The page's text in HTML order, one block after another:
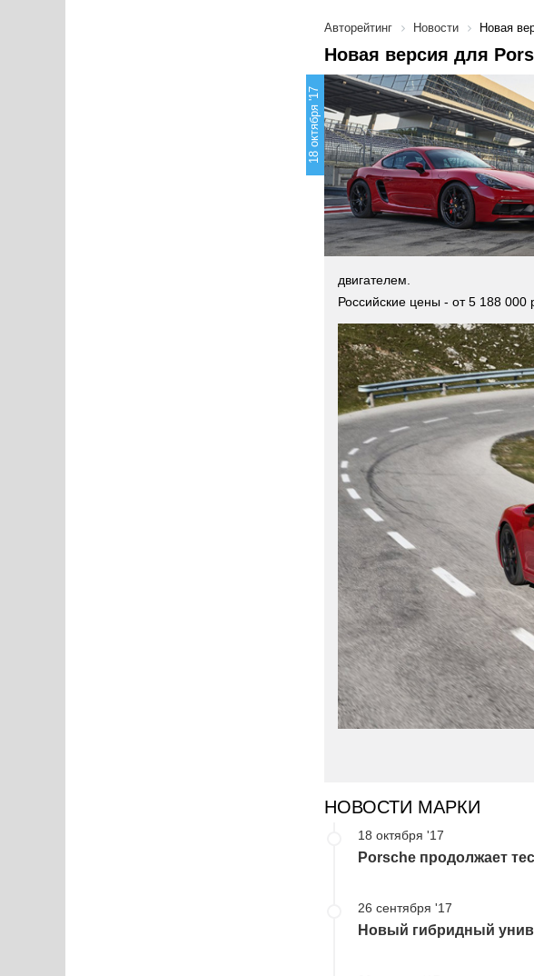
Авторейтинг Новости Новая
Новая версия для
18 октября '17
двигателем.
Российские цены - от 5 188 000
НОВОСТИ МАРКИ
18 октября '17
Porsche продолжает
26 сентября '17
Новый гибридный